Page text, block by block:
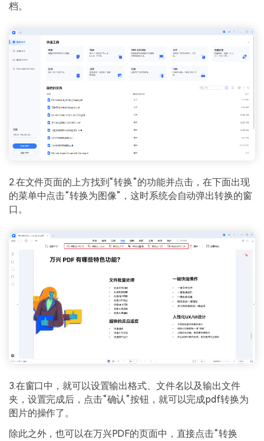
档。
2.在文件页面的上方找到“转换”的功能并点击，在下面出现
的菜单中点击“转换为图像”，这时系统会自动弹出转换的窗
口。
3.在窗口中，就可以设置输出格式、文件名以及输出文件
夹，设置完成后，点击“确认”按钮，就可以完成pdf转换为
图片的操作了。
除此之外，也可以在万兴PDF的页面中，直接点击“转换